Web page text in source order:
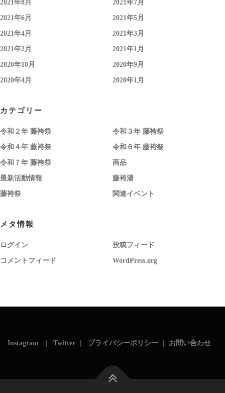
2021年8月 2021年7月
2021年6月 2021年5月
2021年4月 2021年3月
2021年2月 2021年1月
2020年10月 2020年9月
2020年4月 2020年1月
カテゴリー
令和２年 藤袴祭 令和３年 藤袴祭
令和４年 藤袴祭 令和６年 藤袴祭
令和７年 藤袴祭 商品
最新活動情報 藤袴湯
藤袴祭 関連イベント
メタ情報
ログイン 投稿フィード
コメントフィード WordPress.org
Instagram Twitter プライバシーポリシー お問い合わせ